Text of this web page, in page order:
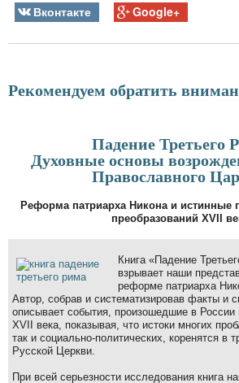
Вконтакте
Google+
Рекомендуем обратить
Падение Третьего
Духовные основы
Православного
Реформа патриарха Никона и истинные
преобразований XVII
Книга «Падение
взрывает наши
реформе патриарха
Автор, собрав и систематизировав факты и
описывает события, произошедшие в России
XVII века, показывая, что истоки многих
так и социально-политических, коренятся в
Русской Церкви.
При всей серьезности исследования книга